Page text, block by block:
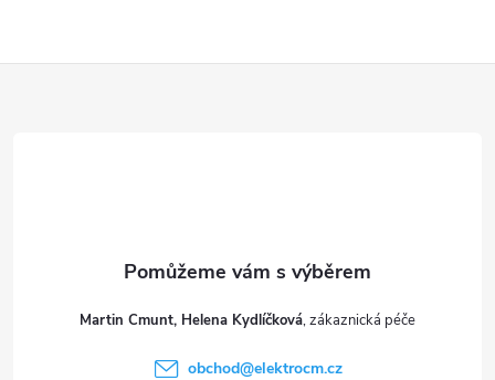
Martin Cmunt, Helena Kydlíčková
obchod@elektrocm.cz